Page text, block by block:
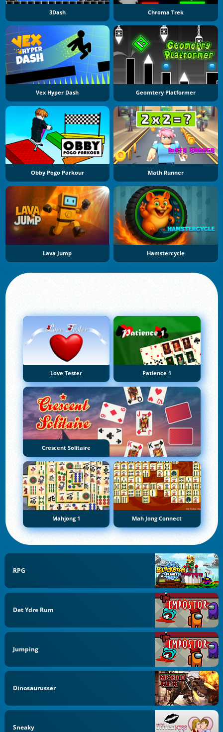
3Dash Chroma Trek
Vex Hyper Dash Geomtery Platformer
Obby Pogo Parkour Math Runner
Lava Jump Hamstercycle
Love Tester Patience 1
Crescent Solitaire
Mahjong 1 Mah Jong Connect
RPG
Det Ydre Rum
Jumping
Dinosaurusser
Sneaky